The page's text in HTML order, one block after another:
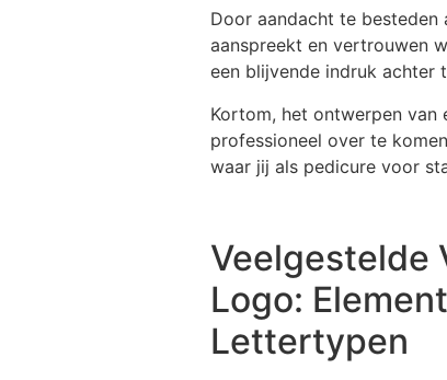
Door aandacht te
aanspreekt en vertrouwen
een blijvende indruk achter
Kortom, het ontwerpen
professioneel over te
waar jij als pedicure voor
Veelgestelde
Logo:
Lettertypen